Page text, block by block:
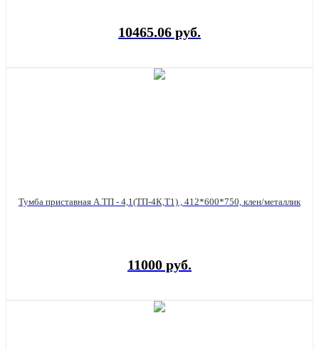
10465.06 руб.
Тумба приставная А.ТП - 4,1(ТП-4К,Т1) , 412*600*750, клен/металлик
11000 руб.